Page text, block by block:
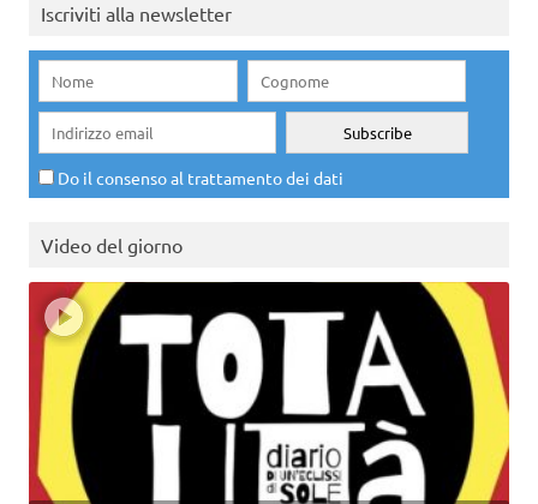
Iscriviti alla newsletter
Do il consenso al trattamento dei dati
Video del giorno